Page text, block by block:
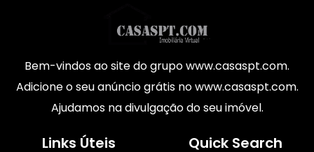
Bem-vindos ao site do grupo www.casaspt.com.
Adicione o seu anúncio grátis no www.casaspt.com.
Ajudamos na divulgação do seu imóvel.
Links Úteis Quick Search